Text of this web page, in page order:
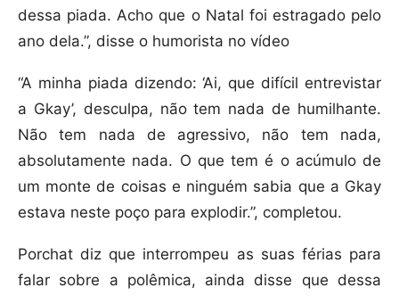
dessa piada. Acho que o Natal foi estragado pelo
ano dela.”, disse o humorista no vídeo
“A minha piada dizendo: ‘Ai, que difícil entrevistar
a Gkay’, desculpa, não tem nada de humilhante.
Não tem nada de agressivo, não tem nada,
absolutamente nada. O que tem é o acúmulo de
um monte de coisas e ninguém sabia que a Gkay
estava neste poço para explodir.”, completou.
Porchat diz que interrompeu as suas férias para
falar sobre a polêmica, ainda disse que dessa